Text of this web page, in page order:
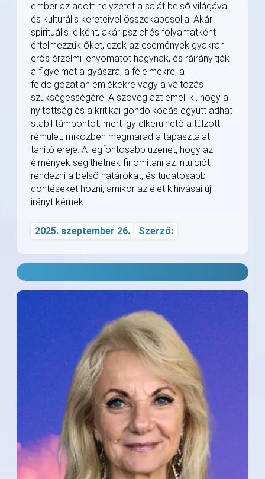
ember az adott helyzetet a saját belső világával
és kulturális kereteivel összekapcsolja. Akár
spirituális jelként, akár pszichés folyamatként
értelmezzük őket, ezek az események gyakran
erős érzelmi lenyomatot hagynak, és ráirányítják
a figyelmet a gyászra, a félelmekre, a
feldolgozatlan emlékekre vagy a változás
szükségességére. A szöveg azt emeli ki, hogy a
nyitottság és a kritikai gondolkodás együtt adhat
stabil támpontot, mert így elkerülhető a túlzott
rémület, miközben megmarad a tapasztalat
tanító ereje. A legfontosabb üzenet, hogy az
élmények segíthetnek finomítani az intuíciót,
rendezni a belső határokat, és tudatosabb
döntéseket hozni, amikor az élet kihívásai új
irányt kérnek.
2025. szeptember 26. Szerző: